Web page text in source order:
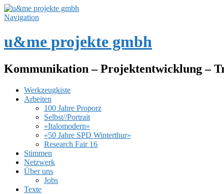
Navigation
u&me projekte gmbh
Kommunikation – Projektentwicklung –
Werkzeugkiste
Arbeiten
100 Jahre Proporz
Selbst//Portrait
«Italomodern»
«50 Jahre SPD Winterthur»
Research Fair 16
Stimmen
Netzwerk
Über uns
Jobs
Texte